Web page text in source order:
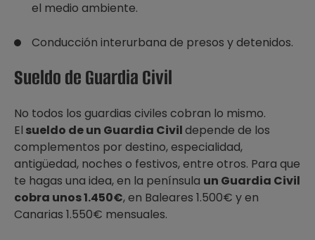
el medio ambiente.
Conducción interurbana de presos y detenidos.
Sueldo de Guardia Civil
No todos los guardias civiles cobran lo mismo.
El sueldo de un Guardia Civildepende de los
complementos por destino, especialidad,
antigüedad, noches o festivos, entre otros. Para que
te hagas una idea, en la península un Guardia Civil
cobra unos 1.450€, en Baleares 1.500€ y en
Canarias 1.550€ mensuales.